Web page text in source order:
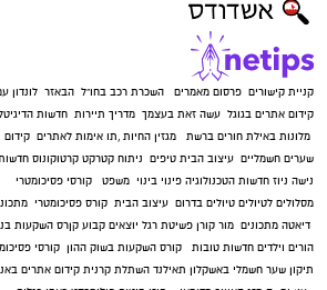
קניית קישורים פרסום מאמרים השכרת רכב בחו"ל הבאזר לונדון
קידום אתרים בגוגל עשה זאת בעצמך מדריך תיירות חדשות
מלונות באילת חורים ברשת מגזין החיות ,תו אימות לאתרים קידום AI
שערים חשמליים עיצוב הבית טיפים ניתוח קטרקט קרטוקונוס
נישה ניוז חדשות הטכנולוגיה פינוי בינוי משפט
קורסי פסיכומטרי
מסלולים לטיולים טיולים בדרום עיצוב הבית קורס פסיכומטרי
דיאטה מתכונים מור קורן פשיטת רגל יוצאים קבוע קןרס השקעות
הורים וילדים חדשות טובות קורס השקעות בשוק ההון קורסי
תיקון שער חשמלי באשקלון תאילנד השתלת קרנית קידום אתרים